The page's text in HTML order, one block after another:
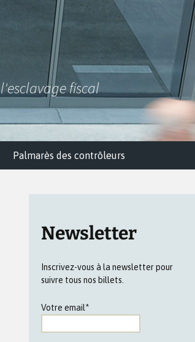
fiscal
Palmarès des contrôleurs
Newsletter
Inscrivez-vous à la newsletter pour
suivre tous nos billets.
Votre email*